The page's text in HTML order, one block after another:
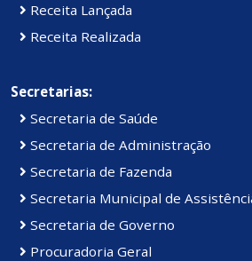
Receita Lançada
Receita Realizada
Secretarias:
Secretaria de Saúde
Secretaria de Administração
Secretaria de Fazenda
Secretaria Municipal de
Secretaria de Governo
Procuradoria Geral